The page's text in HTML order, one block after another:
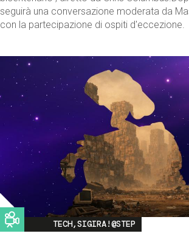
seguirà una conversazione moderata da
con la partecipazione di ospiti d'eccezione.
Image
TECH,SIGIRA!@STEP